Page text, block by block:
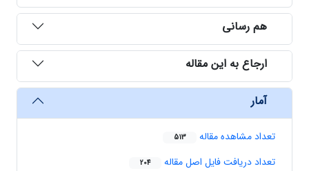
هم رسانی
ارجاع به این مقاله
آمار
تعداد مشاهده مقاله 513
تعداد دریافت فایل اصل مقاله 204